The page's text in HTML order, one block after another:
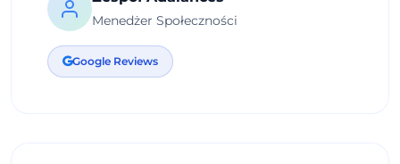
Menedżer Społeczności
Google Reviews